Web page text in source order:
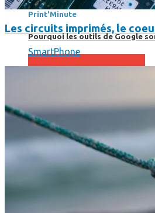
Print'Minute
Pourquoi les outils de Google
Les circuits imprimés, le
SmartPhone